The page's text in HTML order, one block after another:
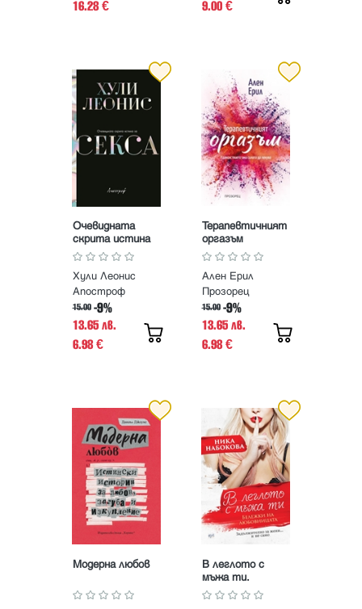
16.28€
9.00 €
Очевидната
скрита истина
за секса
Хули Леонис
Апостроф
15.00 -9%
13.65 лв.
6.98€
Терапевтичният
оргазъм
Ален Ерил
Прозорец
15.00 -9%
13.65 лв.
6.98€
Модерна любов
В леглото с
мъжа ти.
Бележки на
любовницата